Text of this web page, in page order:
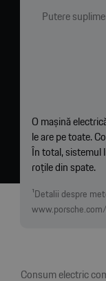
Putere
O mașină
le are pe toate.
În total, sistemul
roțile din spate.
¹Detalii despre
Consum electric